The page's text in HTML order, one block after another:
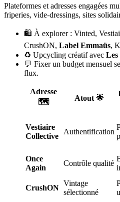
Plateformes et adresses engagées
friperies, vide-dressings, sites
🛍️ À explorer : Vinted,
CrushON, Label Emmaüs,
♻️ Upcycling créatif avec Les
💬 Fixer un budget mensuel
flux.
Adresse
🗺️
Atout 🌟
Vestiaire
Collective
Authentification
Once
Again
Contrôle qualité
CrushON
Vintage
sélectionné